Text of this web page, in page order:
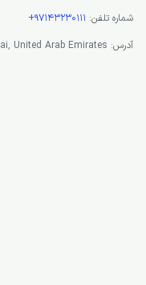
شماره تلفن: 97143230111+
آدرس: Sheikh Zayed Road, Trade Centre 2, Dubai, United Arab Emirates